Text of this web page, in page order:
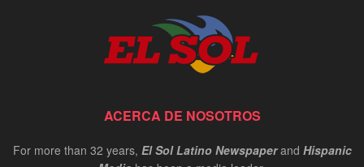
ACERCA DE NOSOTROS
For more than 32 years, El Sol Latino Newspaperand Hispanic